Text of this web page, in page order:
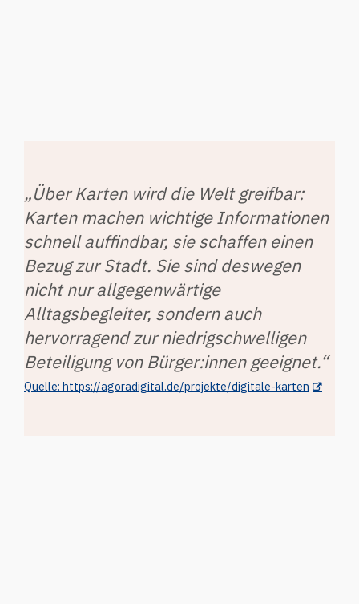
„Über Karten wird die Welt greifbar:
Karten machen wichtige Informationen
schnell auffindbar, sie schaffen einen
Bezug zur Stadt. Sie sind deswegen
nicht nur allgegenwärtige
Alltagsbegleiter, sondern auch
hervorragend zur niedrigschwelligen
Beteiligung von Bürger:innen geeignet.“
Quelle: https://agoradigital.de/projekte/digitale-karten